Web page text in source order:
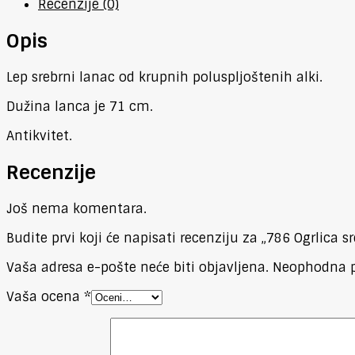
Recenzije (0)
Opis
Lep srebrni lanac od krupnih poluspljoštenih alki.
Dužina lanca je 71 cm.
Antikvitet.
Recenzije
Još nema komentara.
Budite prvi koji će napisati recenziju za „786 Ogrlica
Vaša adresa e-pošte neće biti objavljena. Neophodna
Vaša ocena *